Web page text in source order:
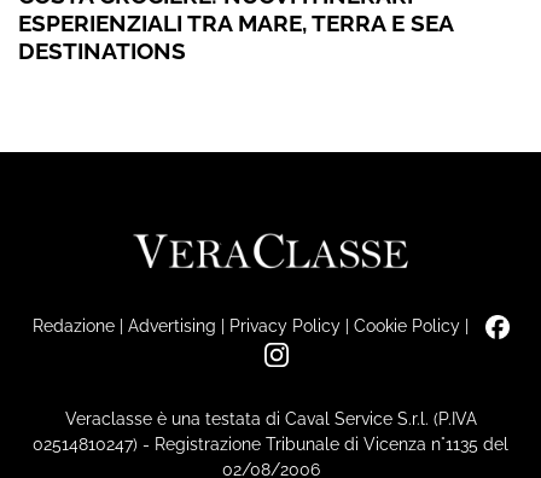
ESPERIENZIALI TRA MARE, TERRA E SEA
DESTINATIONS
Redazione| Advertising | Privacy Policy| Cookie Policy|
Veraclasse è una testata di Caval Service S.r.l. (P.IVA
02514810247) - Registrazione Tribunale di Vicenza n°1135 del
02/08/2006